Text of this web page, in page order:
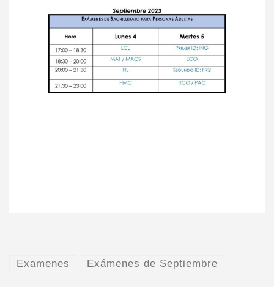
Examenes Exámenes de Septiembre